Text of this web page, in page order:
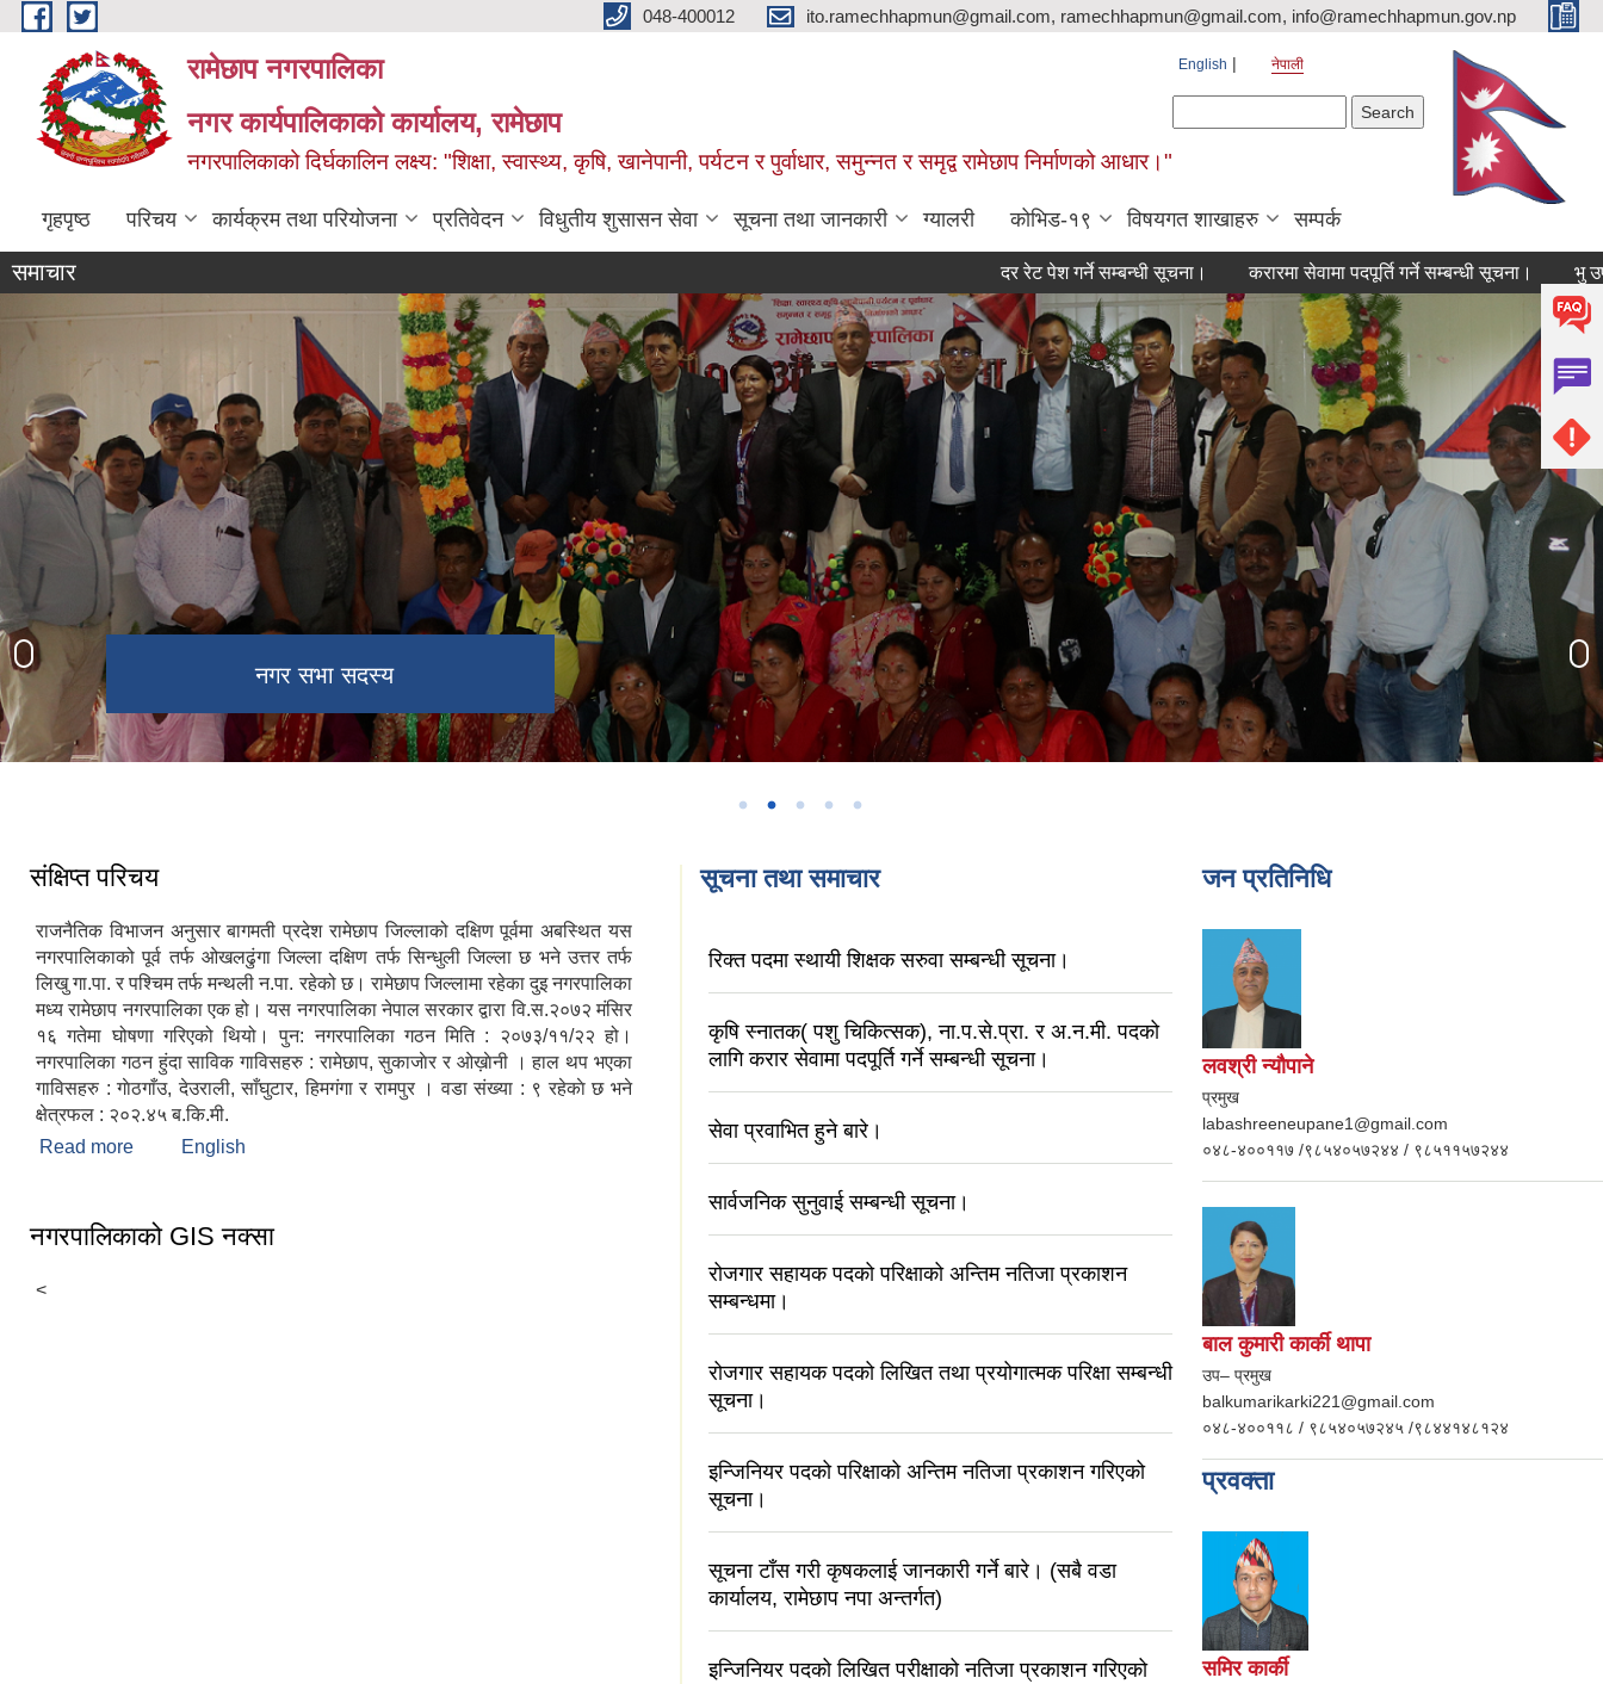
Skip to main content 048-400012 ito.ramechhapmun@gmail.com, ramechhapmun@gmail.com, info@ramechhapmun.gov.np
रामेछाप नगरपालिका
नगर कार्यपालिकाको कार्यालय, रामेछाप
नगरपालिकाको दिर्घकालिन लक्ष्य: "शिक्षा, स्वास्थ्य, कृषि, खानेपानी, पर्यटन र पुर्वाधार, समुन्नत र समृद्व रामेछाप निर्माणको आधार।"
English नेपाली
गृहपृष्ठ परिचय कार्यक्रम तथा परियोजना प्रतिवेदन विधुतीय शुसासन सेवा सूचना तथा जानकारी ग्यालरी कोभिड-१९ विषयगत शाखाहरु सम्पर्क
समाचार दर रेट पेश गर्ने सम्बन्धी सूचना। करारमा सेवामा पदपूर्ति गर्ने सम्बन्धी सूचना। भु उपयोग
भंगेरीबाट रामेछाप बजारको दृष्य
नगर सभा सदस्य
सुकाजोर फुटबल स्टेडियम
नयाँ जारी गरिएको नेपालको नक्सा
पुरानो रामेछाप बजार
संक्षिप्त परिचय
राजनैतिक विभाजन अनुसार बागमती प्रदेश रामेछाप जिल्लाको दक्षिण पूर्वमा अबस्थित यस
नगरपालिकाको पूर्व तर्फ ओखलढुंगा जिल्ला दक्षिण तर्फ सिन्धुली जिल्ला छ भने उत्तर तर्फ
लिखु गा.पा. र पश्चिम तर्फ मन्थली न.पा. रहेको छ। रामेछाप जिल्लामा रहेका दुइ नगरपालिका
मध्य रामेछाप नगरपालिका एक हो। यस नगरपालिका नेपाल सरकार द्वारा वि.स.२०७२ मंसिर
१६ गतेमा घोषणा गरिएको थियो। पुन: नगरपालिका गठन मिति : २०७३/११/२२ हो।
नगरपालिका गठन हुंदा साविक गाविसहरु : रामेछाप, सुकाजाेर र ओख़ाेनी । हाल थप भएका
गाविसहरु : गाेठगाँउ, देउराली, साँघुटार, हिमगंगा र रामपुर । वडा संख्या : ९ रहेकाे छ भने
क्षेत्रफल : २०२.४५ ब.कि.मी.
Read more about संक्षिप्त परिचय
English
नगरपालिकाको GIS नक्सा
<
सूचना तथा समाचार
रिक्त पदमा स्थायी शिक्षक सरुवा सम्बन्धी सूचना।
कृषि स्नातक( पशु चिकित्सक), ना.प.से.प्रा. र अ.न.मी. पदको
लागि करार सेवामा पदपूर्ति गर्ने सम्बन्धी सूचना।
सेवा प्रवाभित हुने बारे।
सार्वजनिक सुनुवाई सम्बन्धी सूचना।
रोजगार सहायक पदको परिक्षाको अन्तिम नतिजा प्रकाशन
सम्बन्धमा।
रोजगार सहायक पदको लिखित तथा प्रयोगात्मक परिक्षा सम्बन्धी
सूचना।
इन्जिनियर पदको परिक्षाको अन्तिम नतिजा प्रकाशन गरिएको
सूचना।
सूचना टाँस गरी कृषकलाई जानकारी गर्ने बारे। (सबै वडा
कार्यालय, रामेछाप नपा अन्तर्गत)
इन्जिनियर पदको लिखित परीक्षाको नतिजा प्रकाशन गरिएको
जन प्रतिनिधि
लवश्री न्यौपाने
प्रमुख
labashreeneupane1@gmail.com
०४८-४००११७ /९८५४०५७२४४ / ९८५११५७२४४
बाल कुमारी कार्की थापा
उप– प्रमुख
balkumarikarki221@gmail.com
०४८-४००११८ / ९८५४०५७२४५ /९८४४१४८१२४
प्रवक्ता
समिर कार्की